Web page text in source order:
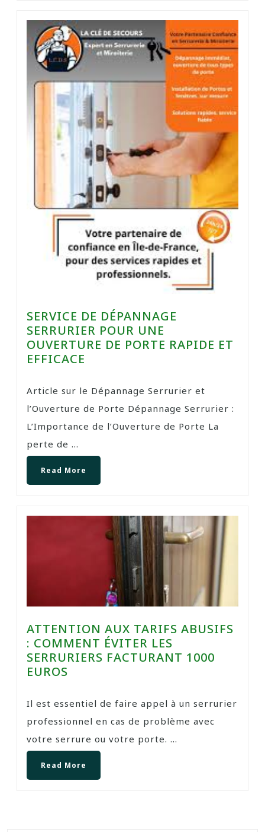
SERVICE DE DÉPANNAGE
SERRURIER POUR UNE
OUVERTURE DE PORTE RAPIDE ET
EFFICACE
Article sur le Dépannage Serrurier et
l’Ouverture de Porte Dépannage Serrurier :
L’Importance de l’Ouverture de Porte La
perte de ...
Read More
ATTENTION AUX TARIFS ABUSIFS
: COMMENT ÉVITER LES
SERRURIERS FACTURANT 1000
EUROS
Il est essentiel de faire appel à un serrurier
professionnel en cas de problème avec
votre serrure ou votre porte. ...
Read More